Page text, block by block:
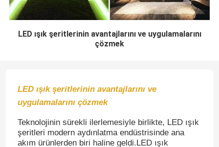
LED ışık şeritlerinin avantajlarını ve uygulamalarını
çözmek
LED ışık şeritlerinin avantajlarını ve
uygulamalarını çözmek
Teknolojinin sürekli ilerlemesiyle birlikte, LED ışık
şeritleri modern aydınlatma endüstrisinde ana
akım ürünlerden biri haline geldi.LED ışık